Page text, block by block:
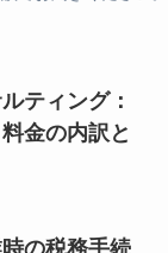
ティング：
金の内訳と
の税務手続